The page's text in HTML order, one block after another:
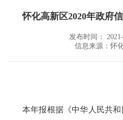
怀化高新区2020年政府
发布时间：
信息来源：怀
本年报根据《中华人民共